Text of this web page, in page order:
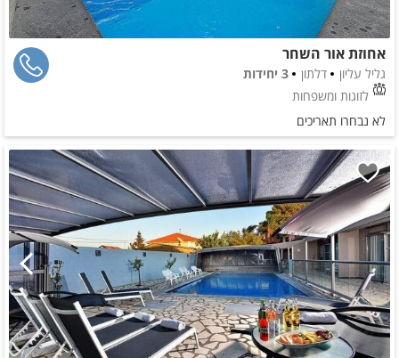
אחוזת אור השחר
גליל עליון דלתון
3 יחידות
לזוגות ומשפחות
לא נבחרו תאריכים